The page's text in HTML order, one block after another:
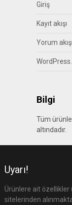
Giriş
Kayıt akışı
Yorum akışı
Bilgi
Tüm
altındadır.
Uyarı!
Ürünlere ait
sitelerinden